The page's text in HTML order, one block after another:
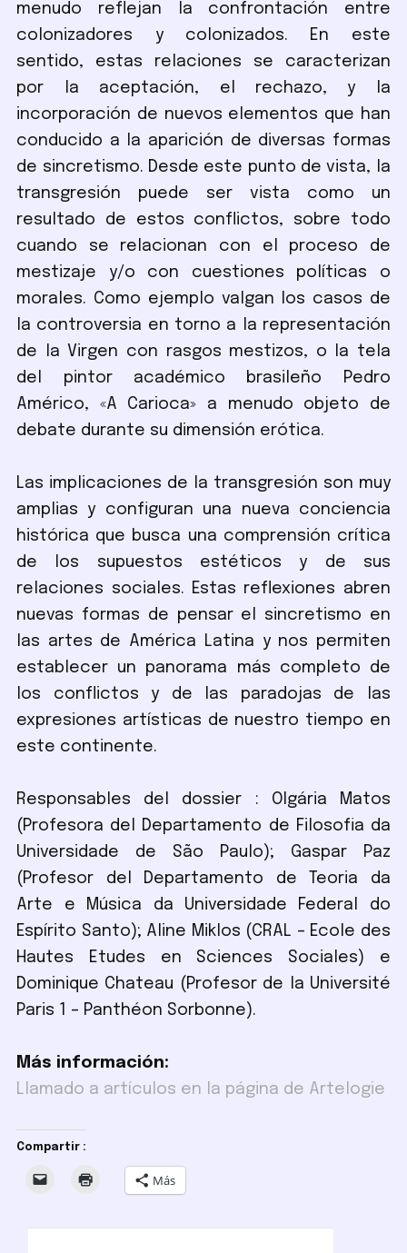
menudo reflejan la confrontación entre
colonizadores y colonizados. En este
sentido, estas relaciones se caracterizan
por la aceptación, el rechazo, y la
incorporación de nuevos elementos que han
conducido a la aparición de diversas formas
de sincretismo. Desde este punto de vista, la
transgresión puede ser vista como un
resultado de estos conflictos, sobre todo
cuando se relacionan con el proceso de
mestizaje y/o con cuestiones políticas o
morales. Como ejemplo valgan los casos de
la controversia en torno a la representación
de la Virgen con rasgos mestizos, o la tela
del pintor académico brasileño Pedro
Américo, «A Carioca» a menudo objeto de
debate durante su dimensión erótica.
Las implicaciones de la transgresión son muy
amplias y configuran una nueva conciencia
histórica que busca una comprensión crítica
de los supuestos estéticos y de sus
relaciones sociales. Estas reflexiones abren
nuevas formas de pensar el sincretismo en
las artes de América Latina y nos permiten
establecer un panorama más completo de
los conflictos y de las paradojas de las
expresiones artísticas de nuestro tiempo en
este continente.
Responsables del dossier : Olgária Matos
(Profesora del Departamento de Filosofia da
Universidade de São Paulo); Gaspar Paz
(Profesor del Departamento de Teoria da
Arte e Música da Universidade Federal do
Espírito Santo); Aline Miklos (CRAL – Ecole des
Hautes Etudes en Sciences Sociales) e
Dominique Chateau (Profesor de la Université
Paris 1 – Panthéon Sorbonne).
Más información:
Llamado a artículos en la página de Artelogie
Compartir :
Más